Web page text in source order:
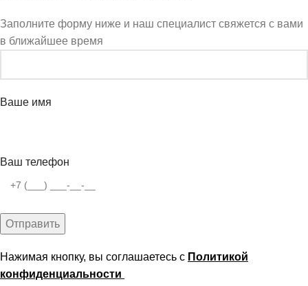
Заполните форму ниже и наш специалист свяжется с вами
в ближайшее время
Ваше имя
Ваш телефон
Нажимая кнопку, вы соглашаетесь с Политикой
конфиденциальности